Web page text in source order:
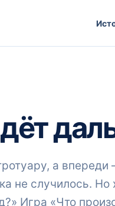
а
не случилось.
Игра «Что